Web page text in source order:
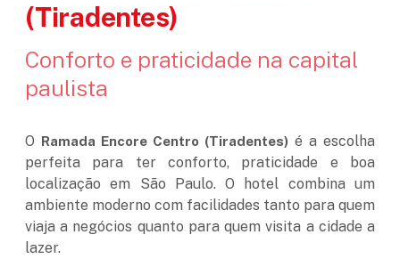
(Tiradentes)
Conforto e praticidade na capital
paulista
O Ramada Encore Centro (Tiradentes) é a escolha
perfeita para ter conforto, praticidade e boa
localização em São Paulo. O hotel combina um
ambiente moderno com facilidades tanto para quem
viaja a negócios quanto para quem visita a cidade a
lazer.